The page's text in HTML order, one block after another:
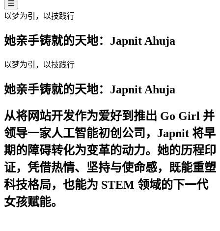
以梦为引，以技践行
她亲手铸就的天地：Japnit Ahuja
以梦为引，以技践行
她亲手铸就的天地：Japnit Ahuja
从将网站开发作为爱好到推出 Go Girl 并
领导一家人工智能初创公司，Japnit 将早
期的障碍转化为变革的动力。她的历程印
证，凭借热情、坚持与使命感，既能重塑
科技格局，也能为 STEM 领域的下一代
女孩赋能。